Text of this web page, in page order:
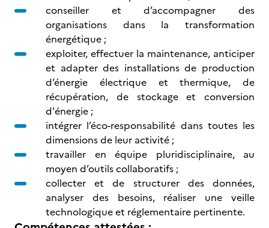
conseiller et d’accompagner des
organisations dans la transformation
énergétique ;
exploiter, effectuer la maintenance, anticiper
et adapter des installations de production
d’énergie électrique et thermique, de
récupération, de stockage et conversion
d'énergie ;
intégrer l’éco-responsabilité dans toutes les
dimensions de leur activité ;
travailler en équipe pluridisciplinaire, au
moyen d’outils collaboratifs ;
collecter et de structurer des données,
analyser des besoins, réaliser une veille
technologique et réglementaire pertinente.